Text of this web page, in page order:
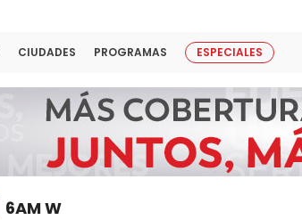
CIUDADES PROGRAMAS ESPECIALES
6AM W